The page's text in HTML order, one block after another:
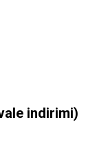
indirimi)